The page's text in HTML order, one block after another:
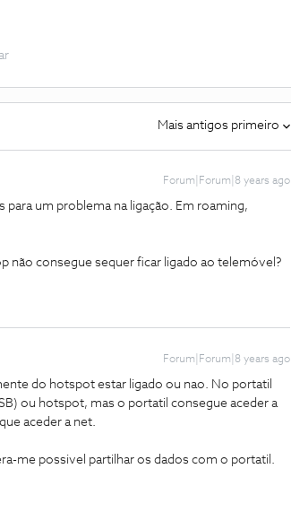
Mais antigos primeiro
Forum|Forum|8 years ago
para um problema na ligação. Em roaming,
não consegue sequer ficar ligado ao telemóvel?
Forum|Forum|8 years ago
do hotspot estar ligado ou nao. No portatil
ou hotspot, mas o portatil consegue aceder a
aceder a net.
me possivel partilhar os dados com o portatil.